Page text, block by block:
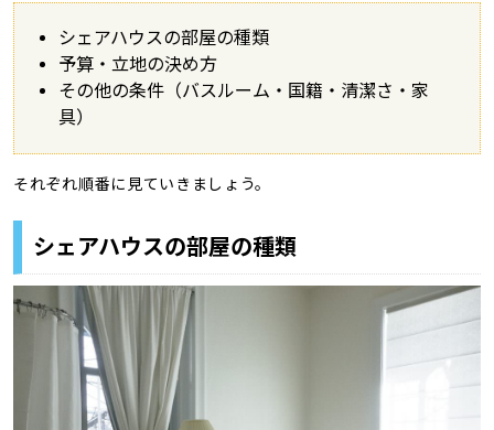
シェアハウスの部屋の種類
予算・立地の決め方
その他の条件（バスルーム・国籍・清潔さ・家
具）
それぞれ順番に見ていきましょう。
シェアハウスの部屋の種類